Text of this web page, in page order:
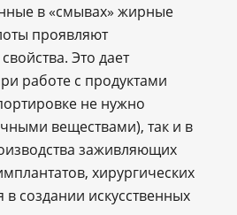
в «смывах» жирные
проявляют
Это дает
работе с продуктами
не нужно
веществами), так и в
заживляющих
хирургических
создании искусственных